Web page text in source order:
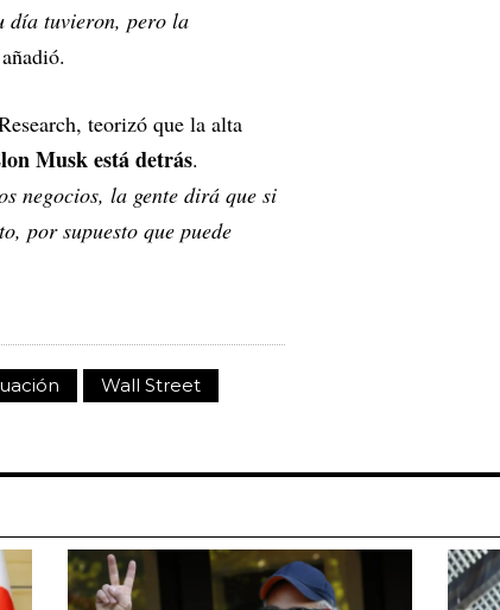
día tuvieron, pero la
teorizó que la alta
Musk está detrás.
negocios, la gente dirá que si
por supuesto que puede
Wall Street